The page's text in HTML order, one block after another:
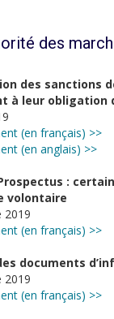
des
des sanctions
à leur obligation
(en français) >>
(en anglais) >>
:
volontaire
2019
(en français) >>
documents
2019
(en français) >>